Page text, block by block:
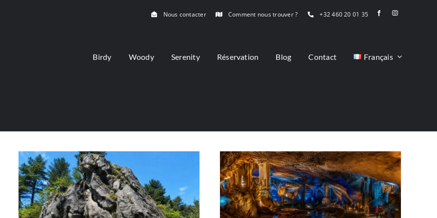
Nous contacter Comment nous trouver ? +32 460 20 01 35
Birdy Woody Serenity Réservation Blog Contact Français